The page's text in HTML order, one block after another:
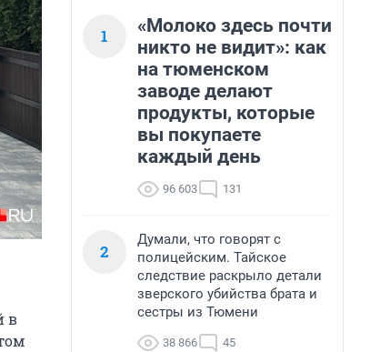
в
1
«Молоко здесь почти
никто не видит»: как
на тюменском
заводе делают
продукты, которые
вы покупаете
каждый день
96 603 131
2
Думали, что говорят с
полицейским. Тайское
следствие раскрыло детали
зверского убийства брата и
сестры из Тюмени
38 866 45